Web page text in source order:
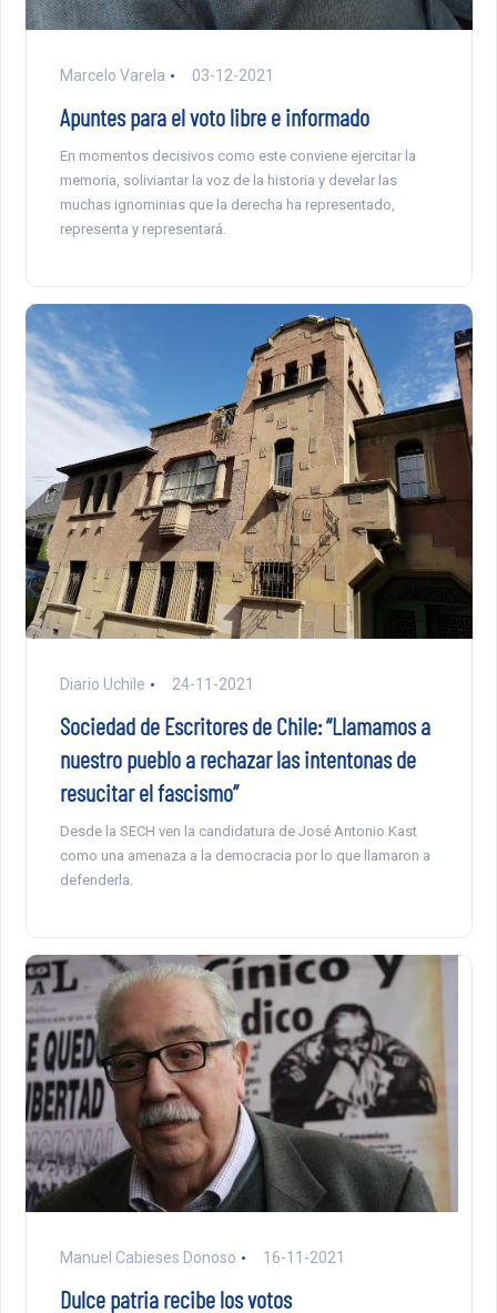
Marcelo Varela 03-12-2021
Apuntes para el voto libre e informado
En momentos decisivos como este conviene ejercitar la
memoria, soliviantar la voz de la historia y develar las
muchas ignominias que la derecha ha representado,
representa y representará.
Diario Uchile 24-11-2021
Sociedad de Escritores de Chile: “Llamamos a
nuestro pueblo a rechazar las intentonas de
resucitar el fascismo”
Desde la SECH ven la candidatura de José Antonio Kast
como una amenaza a la democracia por lo que llamaron a
defenderla.
Manuel Cabieses Donoso 16-11-2021
Dulce patria recibe los votos